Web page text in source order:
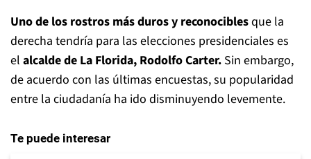
Uno de los rostros más duros y reconociblesque la
derecha tendría para las elecciones presidenciales es
el alcalde de La Florida, Rodolfo Carter. Sin embargo,
de acuerdo con las últimas encuestas, su popularidad
entre la ciudadanía ha ido disminuyendo levemente.
Te puede interesar